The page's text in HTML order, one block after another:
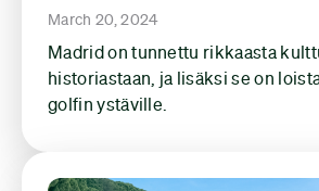
March 20, 2024
Madrid on tunnettu rikkaasta
historiastaan, ja lisäksi se on
golfin ystäville.